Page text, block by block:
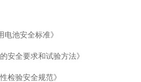
电池安全标准》
安全要求和试验方法》
检验安全规范》